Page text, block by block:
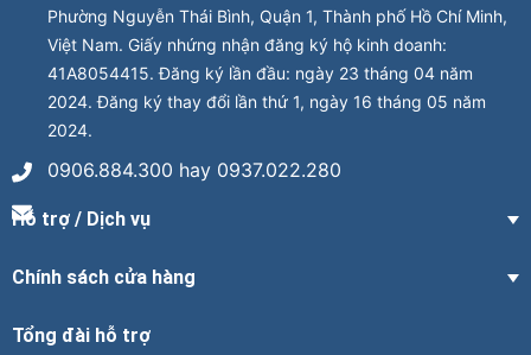
Phường Nguyễn Thái Bình, Quận 1, Thành phố Hồ Chí Minh,
Việt Nam. Giấy nhứng nhận đăng ký hộ kinh doanh:
41A8054415. Đăng ký lần đầu: ngày 23 tháng 04 năm
2024. Đăng ký thay đổi lần thứ 1, ngày 16 tháng 05 năm
2024.
0906.884.300 hay 0937.022.280
Hỗ trợ / Dịch vụ
Chính sách cửa hàng
Tổng đài hỗ trợ